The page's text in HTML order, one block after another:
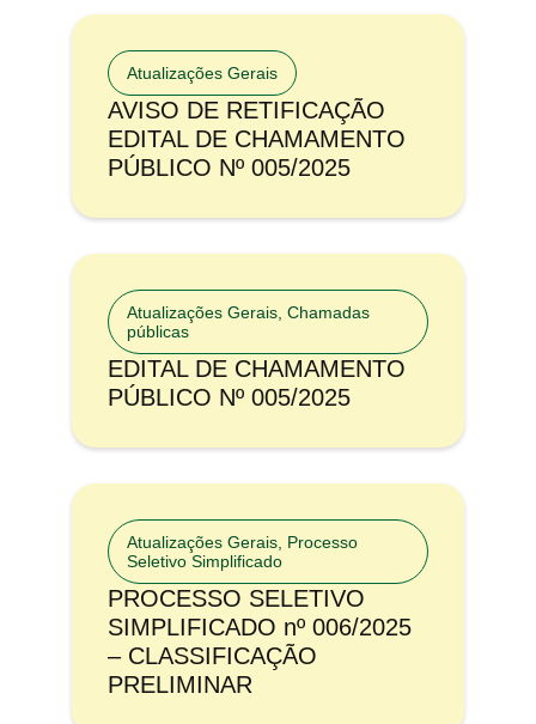
Atualizações Gerais
AVISO DE RETIFICAÇÃO
EDITAL DE CHAMAMENTO
PÚBLICO Nº 005/2025
Atualizações Gerais Chamadas
públicas
EDITAL DE CHAMAMENTO
PÚBLICO Nº 005/2025
Atualizações Gerais Processo
Seletivo Simplificado
PROCESSO SELETIVO
SIMPLIFICADO nº 006/2025
– CLASSIFICAÇÃO
PRELIMINAR